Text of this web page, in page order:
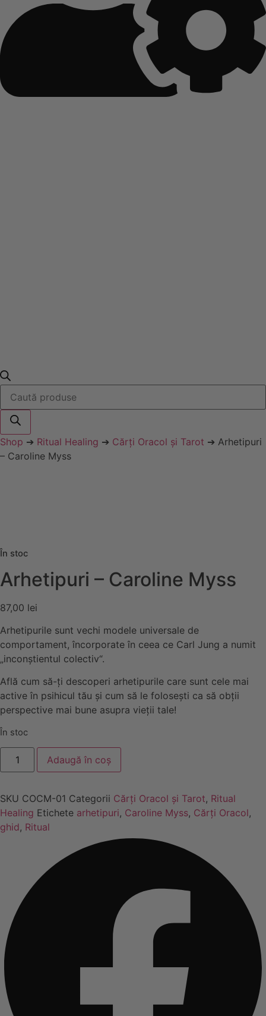
Products
search
Shop ➔ Ritual Healing ➔ Cărți Oracol și Tarot ➔ Arhetipuri
– Caroline Myss
În stoc
Arhetipuri – Caroline Myss
87,00 lei
Arhetipurile sunt vechi modele universale de
comportament, încorporate în ceea ce Carl Jung a numit
„inconștientul colectiv“.
Află cum să-ți descoperi arhetipurile care sunt cele mai
active în psihicul tău și cum să le folosești ca să obții
perspective mai bune asupra vieții tale!
În stoc
Cantitate
Arhetipuri
-
Adaugă în coș
SKU COCM-01 Categorii Cărți Oracol și Tarot, Ritual
Healing Etichete arhetipuri, Caroline Myss, Cărți Oracol,
ghid, Ritual